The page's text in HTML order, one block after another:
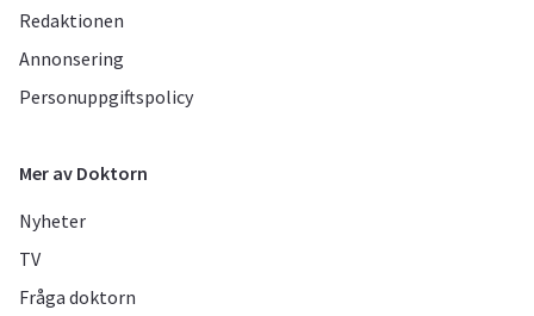
Redaktionen
Annonsering
Personuppgiftspolicy
Mer av Doktorn
Nyheter
TV
Fråga doktorn